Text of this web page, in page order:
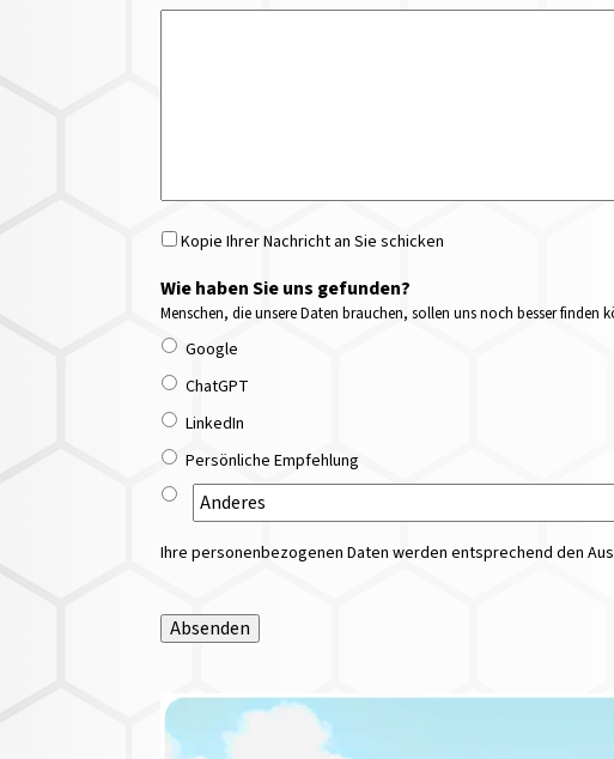
Kopie Ihrer Nachricht an Sie schicken
Wie haben Sie uns gefunden?
Menschen, die unsere Daten brauchen, sollen uns noch besser
Google
ChatGPT
LinkedIn
Persönliche Empfehlung
Ihre personenbezogenen Daten werden entsprechend den
Absenden